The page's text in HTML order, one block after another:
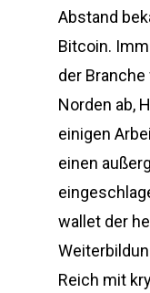
Abstand
Bitcoin.
der
Norden ab,
einigen
einen
wallet der
Reich mit